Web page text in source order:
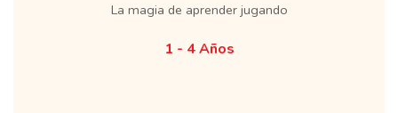
La magia de aprender jugando
1 - 4 Años